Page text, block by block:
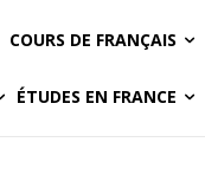
COURS DE FRANÇAIS
ÉTUDES EN FRANCE